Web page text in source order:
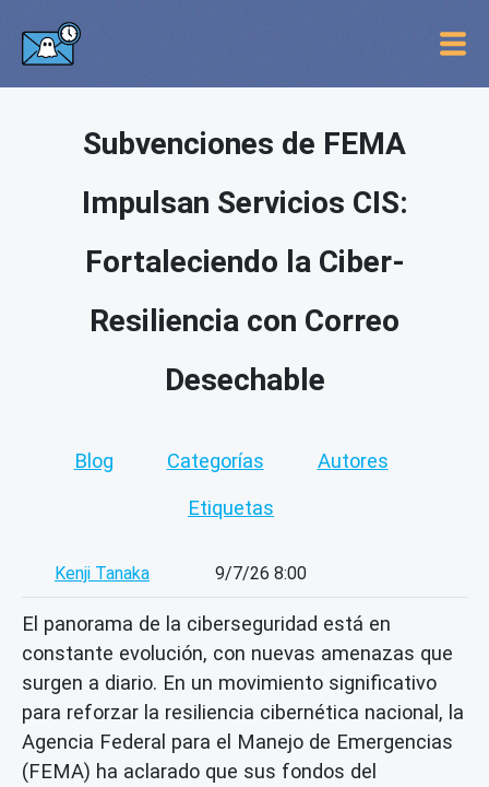
Subvenciones de FEMA
Impulsan Servicios CIS:
Fortaleciendo la Ciber-
Resiliencia con Correo
Desechable
Blog Categorías Autores
Etiquetas
Kenji Tanaka 9/7/26 8:00
El panorama de la ciberseguridad está en
constante evolución, con nuevas amenazas que
surgen a diario. En un movimiento significativo
para reforzar la resiliencia cibernética nacional, la
Agencia Federal para el Manejo de Emergencias
(FEMA) ha aclarado que sus fondos del